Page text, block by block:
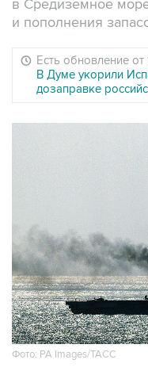
в Средиземное
и пополнения
Есть обновление от
В Думе укорили
дозаправке
Фото: PA Images/ТАСС